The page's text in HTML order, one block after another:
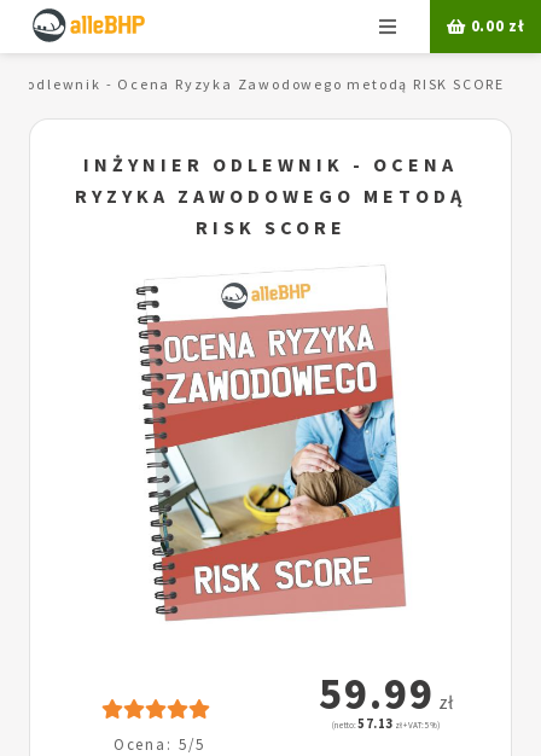
Menu 0.00 zł
odlewnik - Ocena Ryzyka Zawodowego metodą RISK SCORE
INŻYNIER ODLEWNIK - OCENA
RYZYKA ZAWODOWEGO METODĄ
RISK SCORE
Ocena: 5/5
59.99 zł
(netto:57.13 zł + VAT: 5%)